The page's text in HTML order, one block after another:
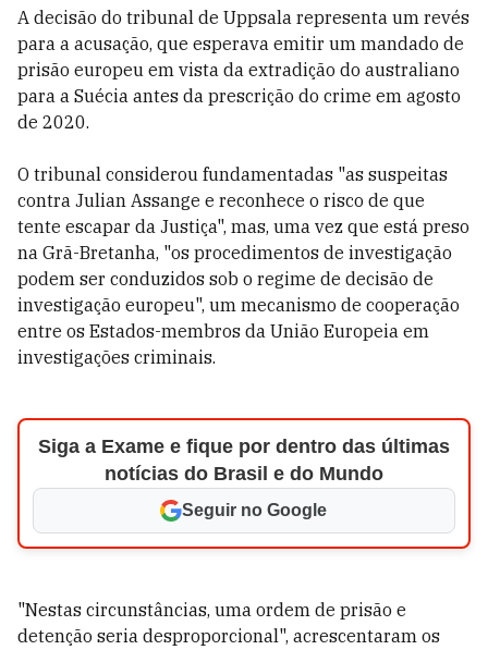
A decisão do tribunal de Uppsala representa um revés
para a acusação, que esperava emitir um mandado de
prisão europeu em vista da extradição do australiano
para a Suécia antes da prescrição do crime em agosto
de 2020.
O tribunal considerou fundamentadas "as suspeitas
contra Julian Assange e reconhece o risco de que
tente escapar da Justiça", mas, uma vez que está preso
na Grã-Bretanha, "os procedimentos de investigação
podem ser conduzidos sob o regime de decisão de
investigação europeu", um mecanismo de cooperação
entre os Estados-membros da União Europeia em
investigações criminais.
Siga a Exame e fique por dentro das últimas
notícias do Brasil e do Mundo
Seguir no Google
"Nestas circunstâncias, uma ordem de prisão e
detenção seria desproporcional", acrescentaram os